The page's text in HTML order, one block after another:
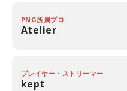
PNG所属プロ
Atelier
プレイヤー・ストリーマー
kept